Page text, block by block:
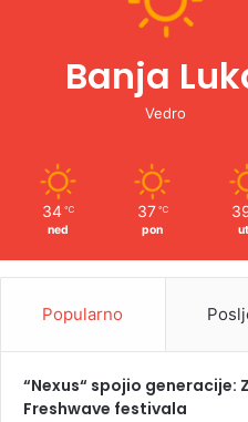
Banja
Vedro
34 ℃
ned
37 ℃
pon
Popularno
“Nexus“ spojio generacije:
Freshwave festivala